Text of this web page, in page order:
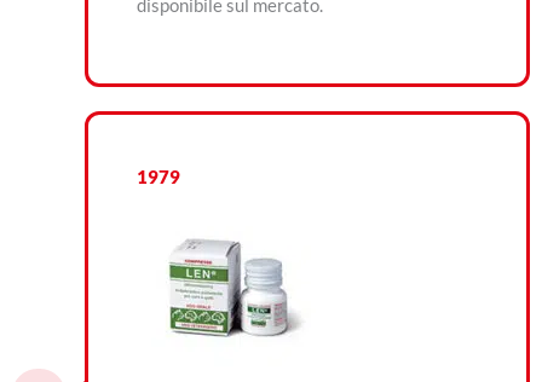
disponibile sul mercato.
1979